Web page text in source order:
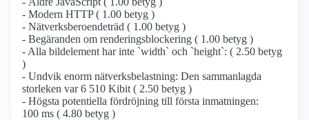
- Modern HTTP ( 1.00 betyg )
- Nätverksberoendeträd ( 1.00 betyg )
- Begäranden om renderingsblockering ( 1.00 betyg )
- Alla bildelement har inte `width` och `height`: ( 2.50 betyg
)
- Undvik enorm nätverksbelastning: Den sammanlagda
storleken var 6 510 Kibit ( 2.50 betyg )
- Högsta potentiella fördröjning till första inmatningen:
100 ms ( 4.80 betyg )